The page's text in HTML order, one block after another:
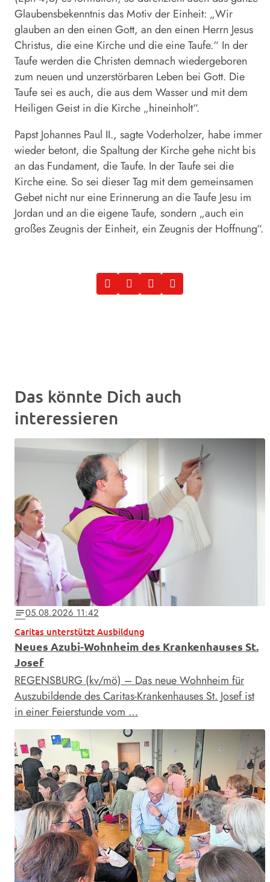
Glaubensbekenntnis das Motiv der Einheit: „Wir
glauben an den einen Gott, an den einen Herrn Jesus
Christus, die eine Kirche und die eine Taufe.“ In der
Taufe werden die Christen demnach wiedergeboren
zum neuen und unzerstörbaren Leben bei Gott. Die
Taufe sei es auch, die aus dem Wasser und mit dem
Heiligen Geist in die Kirche „hineinholt“.
Papst Johannes Paul II., sagte Voderholzer, habe immer
wieder betont, die Spaltung der Kirche gehe nicht bis
an das Fundament, die Taufe. In der Taufe sei die
Kirche eine. So sei dieser Tag mit dem gemeinsamen
Gebet nicht nur eine Erinnerung an die Taufe Jesu im
Jordan und an die eigene Taufe, sondern „auch ein
großes Zeugnis der Einheit, ein Zeugnis der Hoffnung“.
Das könnte Dich auch
interessieren
notes05.08.2026 11:42
Caritas unterstützt Ausbildung
Neues Azubi-Wohnheim des Krankenhauses St.
Josef
REGENSBURG (kv/mö) – Das neue Wohnheim für
Auszubildende des Caritas-Krankenhauses St. Josef ist
in einer Feierstunde vom …